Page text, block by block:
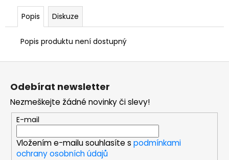
Popis Diskuze
Popis produktu není dostupný
Původně:
998
Kč
Z
Odebírat newsletter
Nezmeškejte žádné novinky či slevy!
E-mail
Vložením e-mailu souhlasíte s podmínkami
ochrany osobních údajů